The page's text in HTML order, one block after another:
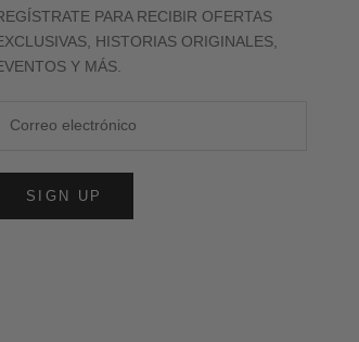
PARA RECIBIR OFERTAS
HISTORIAS ORIGINALES,
Y MÁS.
SIGN UP